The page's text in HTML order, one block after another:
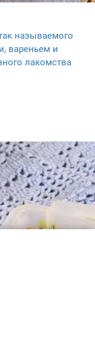
называемого
вареньем и
лакомства